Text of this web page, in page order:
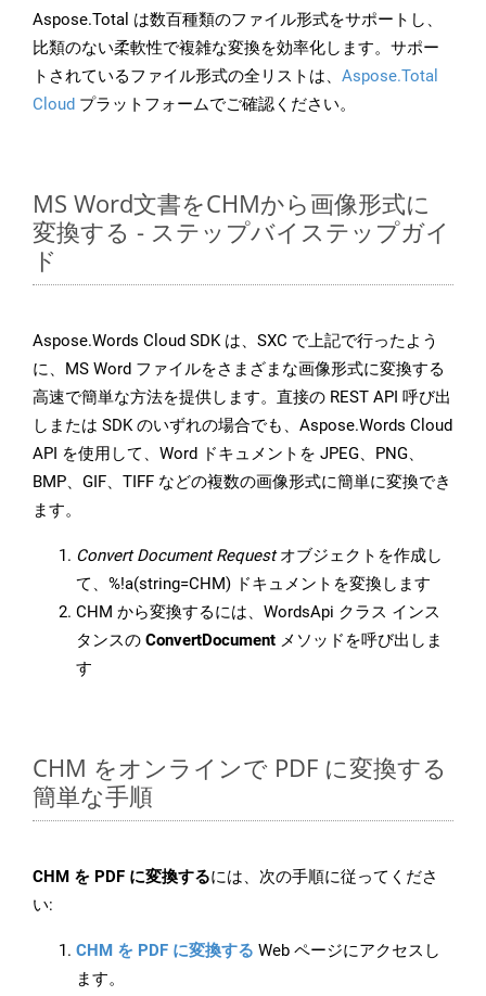
Aspose.Total は数百種類のファイル形式をサポートし、
比類のない柔軟性で複雑な変換を効率化します。サポー
トされているファイル形式の全リストは、 Aspose.Total
Cloud プラットフォームでご確認ください。
MS Word文書をCHMから画像形式に
変換する - ステップバイステップガイ
ド
Aspose.Words Cloud SDK は、SXC で上記で行ったよう
に、MS Word ファイルをさまざまな画像形式に変換する
高速で簡単な方法を提供します。直接の REST API 呼び出
しまたは SDK のいずれの場合でも、Aspose.Words Cloud
API を使用して、Word ドキュメントを JPEG、PNG、
BMP、GIF、TIFF などの複数の画像形式に簡単に変換でき
ます。
Convert Document Requestオブジェクトを作成し
て、%!a(string=CHM) ドキュメントを変換します
CHM から変換するには、WordsApi クラス インス
タンスの ConvertDocument メソッドを呼び出しま
す
CHM をオンラインで PDF に変換する
簡単な手順
CHM を PDF に変換するには、次の手順に従ってくださ
い:
CHM を PDF に変換する Web ページにアクセスし
ます。